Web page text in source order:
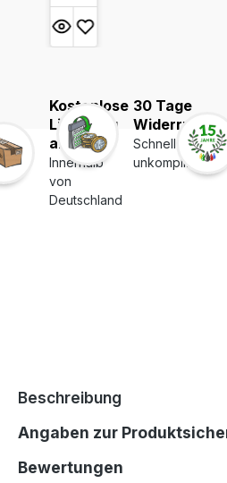
Kostenlose
Lieferung
ab 39€
Innerhalb
von
Deutschland
30 Tage
Schnell und
unkompliziert
Beschreibung
Angaben zur
Bewertungen